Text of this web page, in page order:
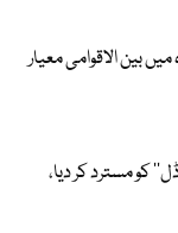
بین الاقوامی معیار
کو مسترد کر دیا،